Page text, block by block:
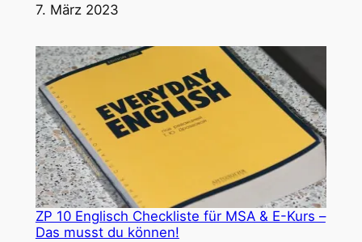
Datum
7. März 2023
ZP 10 Englisch Checkliste für MSA & E-Kurs –
Das musst du können!